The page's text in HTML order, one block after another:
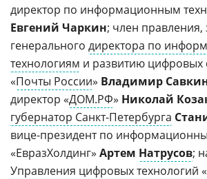
директор по информационным
Евгений Чаркин; член правления,
генерального директора по
технологиям и развитию цифровых
«Почты России» Владимир
директор «ДОМ.РФ» Николай
губернатор Санкт-Петербурга
вице-президент по
«ЕвразХолдинг» Артем Натрусов;
Управления цифровых технологий